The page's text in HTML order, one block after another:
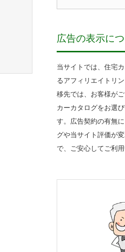
広告の表示に
当サイトでは、住宅
るアフィリエイトリ
移先では、お客様が
カーカタログをお選
す。広告契約の有無
グや当サイト評価が
で、ご安心してご利用